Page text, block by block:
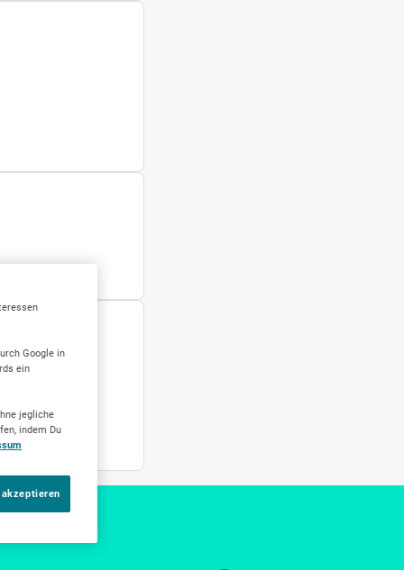
Google in
ein
jegliche
indem Du